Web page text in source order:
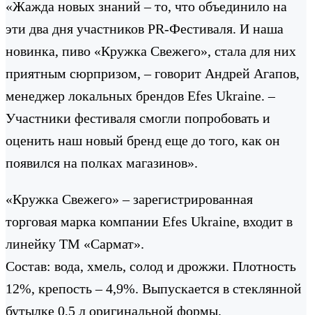
«Жажда новых знаний – то, что объединило на
эти два дня участников PR-Фестиваля. И наша
новинка, пиво «Кружка Свежего», стала для них
приятным сюрпризом, – говорит Андрей Агапов,
менеджер локальных брендов Efes Ukraine. –
Участники фестиваля смогли попробовать и
оценить наш новый бренд еще до того, как он
появился на полках магазинов».
«Кружка Свежего» – зарегистрированная
торговая марка компании Efes Ukraine, входит в
линейку ТМ «Сармат».
Состав: вода, хмель, солод и дрожжи. Плотность
12%, крепость – 4,9%. Выпускается в стеклянной
бутылке 0,5 л оригинальной формы.